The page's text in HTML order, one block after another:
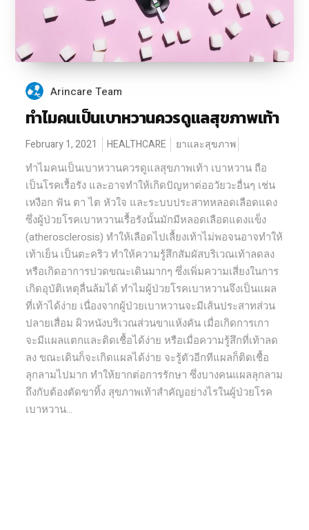
Arincare Team
ทำไมคนเป็นเบาหวานควรดูแลสุขภาพเท้า
February 1, 2021 HEALTHCARE ยาและสุขภาพ
ทำไมคนเป็นเบาหวานควรดูแลสุขภาพเท้า เบาหวาน ถือ
เป็นโรคเรื้อรัง และอาจทำให้เกิดปัญหาต่ออวัยวะอื่นๆ เช่น
เหงือก ฟัน ตา ไต หัวใจ และระบบประสาทหลอดเลือดแดง
ซึ่งผู้ป่วยโรคเบาหวานเรื้อรังนั้นมักมีหลอดเลือดแดงแข็ง
(atherosclerosis) ทำให้เลือดไปเลื้ยงเท้าไม่พอจนอาจทำให้
เท้าเย็น เป็นตะคริว ทำให้ความรู้สึกสัมผัสบริเวณเท้าลดลง
หรือเกิดอาการปวดขณะเดินมากๆ ซึ่งเพิ่มความเสี่ยงในการ
เกิดอุบัติเหตุลื่นล้มได้ ทำไมผู้ป่วยโรคเบาหวานจึงเป็นแผล
ที่เท้าได้ง่าย เนื่องจากผู้ป่วยเบาหวานจะมีเส้นประสาทส่วน
ปลายเสื่อม ผิวหนังบริเวณส่วนขาแห้งคัน เมื่อเกิดการเกา
จะมีแผลแตกและติดเชื้อได้ง่าย หรือเมื่อความรู้สึกที่เท้าลด
ลง ขณะเดินก็จะเกิดแผลได้ง่าย จะรู้ตัวอีกทีแผลก็ติดเชื้อ
ลุกลามไปมาก ทำให้ยากต่อการรักษา ซึ่งบางคนแผลลุกลาม
ถึงกับต้องตัดขาทิ้ง สุขภาพเท้าสำคัญอย่างไรในผู้ป่วยโรค
เบาหวาน...